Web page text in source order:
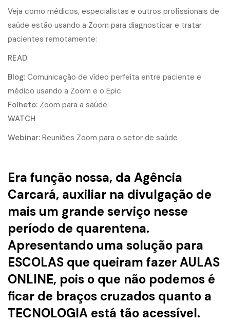
Veja como médicos, especialistas e outros profissionais de
saúde estão usando a Zoom para diagnosticar e tratar
pacientes remotamente:
READ
Blog: Comunicação de vídeo perfeita entre paciente e
médico usando a Zoom e o Epic
Folheto: Zoom para a saúde
WATCH
Webinar: Reuniões Zoom para o setor de saúde
Era função nossa, da Agência
Carcará, auxiliar na divulgação de
mais um grande serviço nesse
período de quarentena.
Apresentando uma solução para
ESCOLAS que queiram fazer AULAS
ONLINE, pois o que não podemos é
ficar de braços cruzados quanto a
TECNOLOGIA está tão acessível.